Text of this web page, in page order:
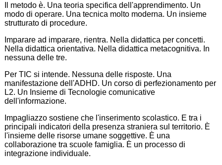
Il metodo è. Una teoria specifica dell'apprendimento. Un
modo di operare. Una tecnica molto moderna. Un insieme
strutturato di procedure.
Imparare ad imparare, rientra. Nella didattica per concetti.
Nella didattica orientativa. Nella didattica metacognitiva. In
nessuna delle tre.
Per TIC si intende. Nessuna delle risposte. Una
manifestazione dell'ADHD. Un corso di perfezionamento per
L2. Un Insieme di Tecnologie comunicative
dell'informazione.
Impagliazzo sostiene che l'inserimento scolastico. E tra i
principali indicatori della presenza straniera sul territorio. È
l'insieme delle risorse umane soggettive. È una
collaborazione tra scuole famiglia. È un processo di
integrazione individuale.